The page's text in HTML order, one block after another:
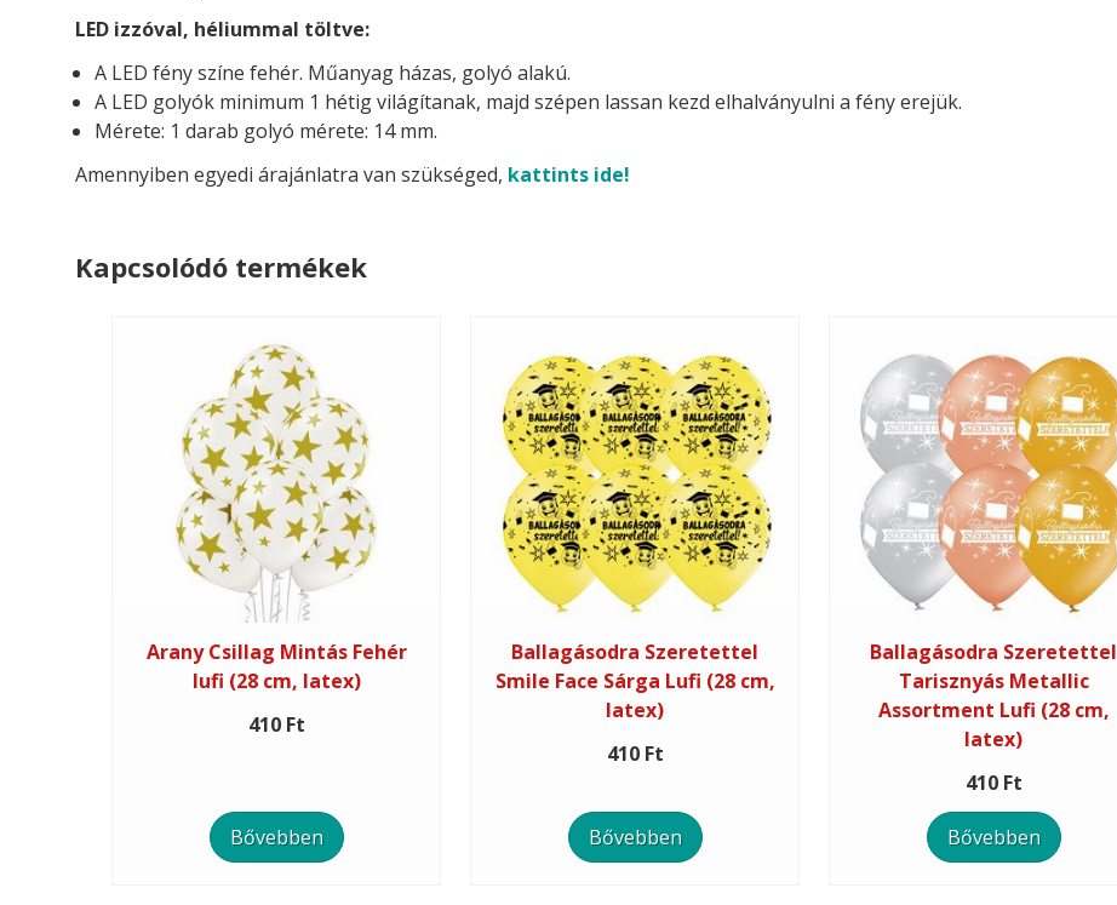
LED izzóval, héliummal töltve:
A LED fény színe fehér. Műanyag házas, golyó alakú.
A LED golyók minimum 1 hétig világítanak, majd szépen lassan kezd elhalványulni a fény erejük.
Mérete: 1 darab golyó mérete: 14 mm.
Amennyiben egyedi árajánlatra van szükséged, kattints ide!
Kapcsolódó termékek
Arany Csillag Mintás Fehér
lufi (28 cm, latex)
410 Ft
Bővebben
Ballagásodra Szeretettel
Smile Face Sárga Lufi (28 cm,
latex)
410 Ft
Bővebben
Ballagásodra Szeretettel
Tarisznyás Metallic
Assortment Lufi (28 cm,
latex)
410 Ft
Bővebben